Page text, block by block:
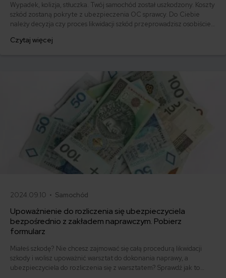
Wypadek, kolizja, stłuczka. Twój samochód został uszkodzony. Koszty
szkód zostaną pokryte z ubezpieczenia OC sprawcy. Do Ciebie
należy decyzja czy proces likwidacji szkód przeprowadzisz osobiście
zdecydujesz się na sposób bezgotówkowy, czyli upoważnisz warsztat
Czytaj więcej
2024.09.10 • Samochód
Upoważnienie do rozliczenia się ubezpieczyciela
bezpośrednio z zakładem naprawczym. Pobierz
formularz
Miałeś szkodę? Nie chcesz zajmować się całą procedurą likwidacji
szkody i wolisz upoważnić warsztat do dokonania naprawy, a
ubezpieczyciela do rozliczenia się z warsztatem? Sprawdź jak to